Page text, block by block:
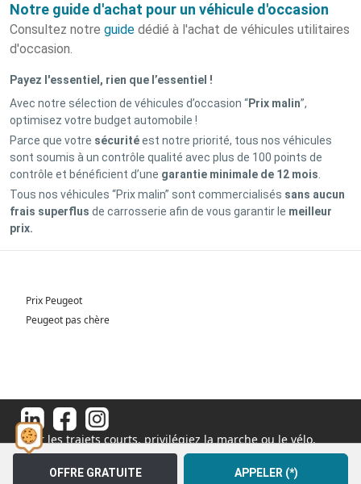
OFFRE GRATUITE APPELER (*)
Notre guide d'achat pour un véhicule d'occasion
Consultez notre guide dédié à l'achat de véhicules utilitaires
d'occasion.
Payez l'essentiel, rien que l’essentiel !
Avec notre sélection de véhicules d’occasion “Prix malin”,
optimisez votre budget automobile !
Parce que votre sécuritéest notre priorité, tous nos véhicules
sont soumis à un contrôle qualité avec plus de 100 points de
contrôle et bénéficient d’une garantie minimale de 12 mois
Tous nos véhicules “Prix malin” sont commercialisés sans aucun
frais superflus de carrosserie afin de vous garantir le meilleur
prix.
Prix Peugeot
Peugeot pas chère
Pour les trajets courts, privilégiez la marche ou le vélo.
#SeDéplacerMoinsPolluer
© 2026 - Tous droits réservés S.A.S au capital de 1 000 000€